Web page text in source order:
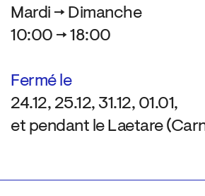
Mardi → Dimanche
10:00 → 18:00
Fermé le
24.12, 25.12, 31.12, 01.01,
et pendant le Laetare